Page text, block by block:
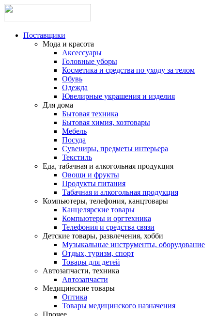
Поставщики
Мода и красота
Аксессуары
Головные уборы
Косметика и средства по уходу за телом
Обувь
Одежда
Ювелирные украшения и изделия
Для дома
Бытовая техника
Бытовая химия, хозтовары
Мебель
Посуда
Сувениры, предметы интерьера
Текстиль
Еда, табачная и алкогольная продукция
Овощи и фрукты
Продукты питания
Табачная и алкогольная продукция
Компьютеры, телефония, канцтовары
Канцелярские товары
Компьютеры и оргтехника
Телефония и средства связи
Детские товары, развлечения, хобби
Музыкальные инструменты, оборудование
Отдых, туризм, спорт
Товары для детей
Автозапчасти, техника
Автозапчасти
Медицинские товары
Оптика
Товары медицинского назначения
Прочее